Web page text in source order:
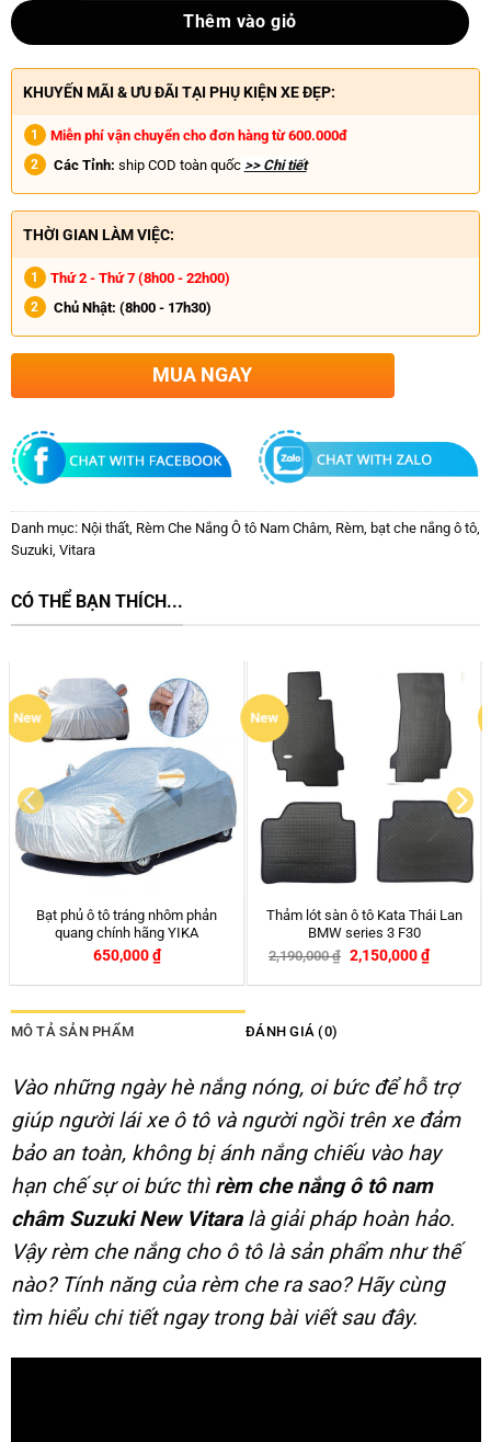
Thêm vào giỏ
KHUYẾN MÃI & ƯU ĐÃI TẠI PHỤ KIỆN XE ĐẸP:
Miễn phí vận chuyển cho đơn hàng từ 600.000đ
Các Tỉnh: ship COD toàn quốc >> Chi tiết
THỜI GIAN LÀM VIỆC:
Thứ 2 - Thứ 7 (8h00 - 22h00)
Chủ Nhật: (8h00 - 17h30)
MUA NGAY
Danh mục: Nội thất, Rèm Che Nắng Ô tô Nam Châm, Rèm, bạt che nắng ô tô,
Suzuki, Vitara
CÓ THỂ BẠN THÍCH...
New
Đệm Gấp Ô tô 6 Mảnh treo hàng
ghế sau xe hơi
650,000₫ 599,000
Thảm Lót Sàn Ô Tô Kardo Honda
Civic 2022 – Nay
2,290,000₫ 2,190,000₫
MÔ TẢ SẢN PHẨM ĐÁNH GIÁ (0)
Vào những ngày hè nắng nóng, oi bức để hỗ trợ
giúp người lái xe ô tô và người ngồi trên xe đảm
bảo an toàn, không bị ánh nắng chiếu vào hay
hạn chế sự oi bức thì rèm che nắng ô tô nam
châm Suzuki New Vitaralà giải pháp hoàn hảo.
Vậy rèm che nắng cho ô tô là sản phẩm như thế
nào? Tính năng của rèm che ra sao? Hãy cùng
tìm hiểu chi tiết ngay trong bài viết sau đây.